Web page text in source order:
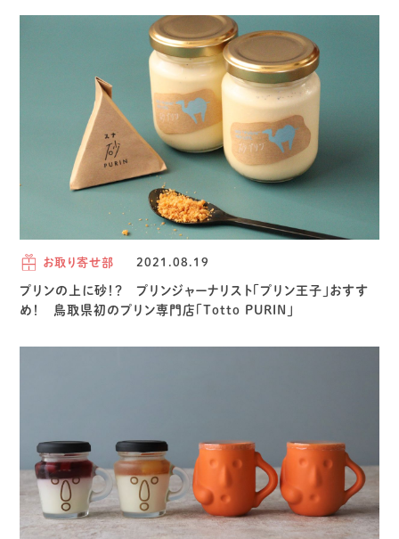
お取り寄せ部 2021.08.19
プリンの上に砂！？ プリンジャーナリスト「プリン王子」おすす
め！ 鳥取県初のプリン専門店「Totto PURIN」